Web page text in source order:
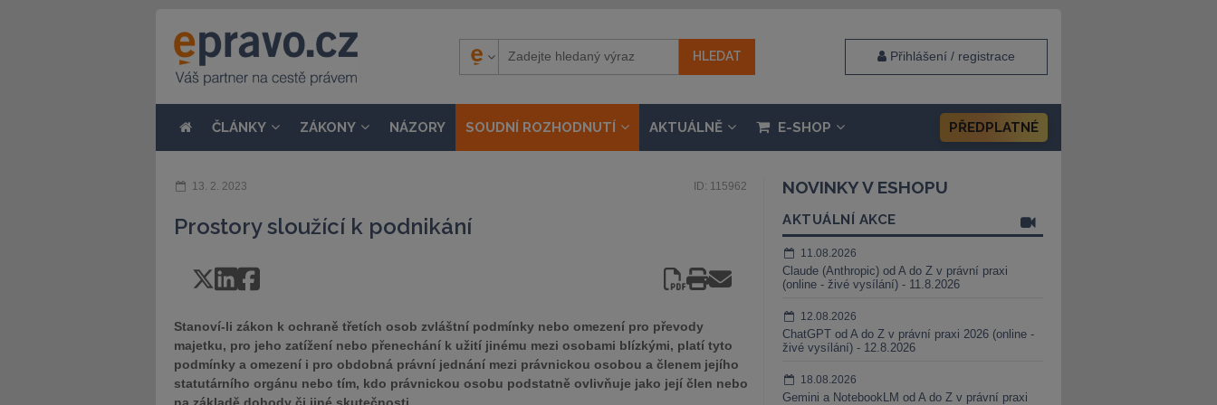
Přihlášení / registrace
ČLÁNKY ZÁKONY NÁZORY SOUDNÍ ROZHODNUTÍ AKTUÁLNĚ E-SHOP PŘEDPLATNÉ
13. 2. 2023 ID: 115962
Prostory sloužící k podnikání
Stanoví-li zákon k ochraně třetích osob zvláštní podmínky nebo omezení pro převody
majetku, pro jeho zatížení nebo přenechání k užití jinému mezi osobami blízkými, platí tyto
podmínky a omezení i pro obdobná právní jednání mezi právnickou osobou a členem jejího
statutárního orgánu nebo tím, kdo právnickou osobu podstatně ovlivňuje jako její člen nebo
NOVINKY V ESHOPU
AKTUÁLNÍ AKCE
11.08.2026
Claude (Anthropic) od A do Z v právní praxi
(online - živé vysílání) - 11.8.2026
12.08.2026
ChatGPT od A do Z v právní praxi 2026 (online -
živé vysílání) - 12.8.2026
18.08.2026
Gemini a NotebookLM od A do Z v právní praxi